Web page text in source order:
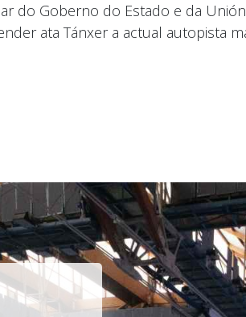
do Goberno do Estado e da
ata Tánxer a actual autopista